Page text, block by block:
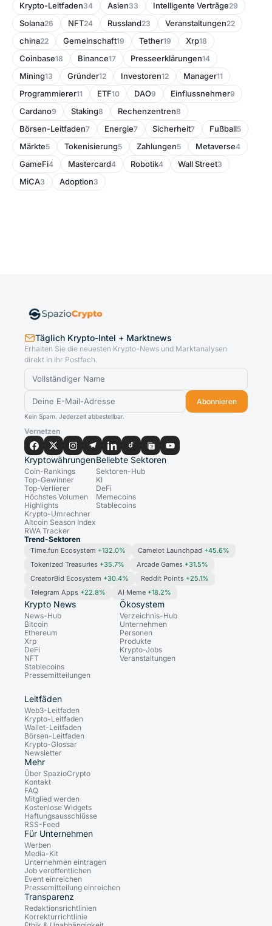
Krypto-Leitfaden34 Asien33 Intelligente Verträge29
Solana26 NFT24 Russland23 Veranstaltungen22
china22 Gemeinschaft19 Tether19 Xrp18
Coinbase18 Binance17 Presseerklärungen14
Mining13 Gründer12 Investoren12 Manager11
Programmierer11 ETF10 DAO9 Einflussnehmer9
Cardano9 Staking8 Rechenzentren8
Börsen-Leitfaden7 Energie7 Sicherheit7 Fußball5
Märkte5 Tokenisierung5 Zahlungen5 Metaverse4
GameFi4 Mastercard4 Robotik4 Wall Street3
MiCA3 Adoption3
Täglich Krypto-Intel + Marktnews
Erhalten Sie die neuesten Krypto-News und Marktanalysen
direkt in Ihr Postfach.
Abonnieren
Kein Spam. Jederzeit abbestellbar.
Vernetzen
Kryptowährungen
Coin-Rankings
Top-Gewinner
Top-Verlierer
Höchstes Volumen
Highlights
Krypto-Umrechner
Altcoin Season Index
RWA Tracker
Beliebte Sektoren
Sektoren-Hub
KI
DeFi
Memecoins
Stablecoins
Trend-Sektoren
Time.fun Ecosystem +132.0% Camelot Launchpad +45.6%
Tokenized Treasuries +35.7% Arcade Games +31.5%
CreatorBid Ecosystem +30.4% Reddit Points +25.1%
Telegram Apps +22.8% AI Meme +18.2%
Krypto News
News-Hub
Bitcoin
Ethereum
Xrp
DeFi
NFT
Stablecoins
Pressemitteilungen
Ökosystem
Verzeichnis-Hub
Unternehmen
Personen
Produkte
Krypto-Jobs
Veranstaltungen
Leitfäden
Web3-Leitfaden
Krypto-Leitfaden
Wallet-Leitfaden
Börsen-Leitfaden
Krypto-Glossar
Newsletter
Mehr
Über SpazioCrypto
Kontakt
FAQ
Mitglied werden
Kostenlose Widgets
Haftungsausschlüsse
RSS-Feed
Für Unternehmen
Werben
Media-Kit
Unternehmen eintragen
Job veröffentlichen
Event einreichen
Pressemitteilung einreichen
Transparenz
Redaktionsrichtlinien
Korrekturrichtlinie